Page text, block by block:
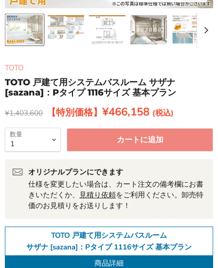
TOTO
TOTO 戸建て用システムバスルーム サザナ
[sazana]：Pタイプ 1116サイズ 基本プラン
元の価格
¥1,403,600 現在の価格
¥466,158
数量 カートに追加
オリジナルプランにできます
仕様を変更したい場合は、カート注文の備考欄にお書
きいただくか、 見積り依頼をご利用ください。卸売特
価のお見積りをお送りします！
TOTO 戸建て用システムバスルーム
サザナ [sazana]：Pタイプ 1116サイズ 基本プラン
商品詳細